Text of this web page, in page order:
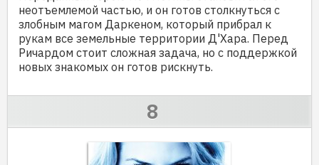
неотъемлемой частью, и он готов столкнуться с
злобным магом Даркеном, который прибрал к
рукам все земельные территории Д'Хара. Перед
Ричардом стоит сложная задача, но с поддержкой
новых знакомых он готов рискнуть.